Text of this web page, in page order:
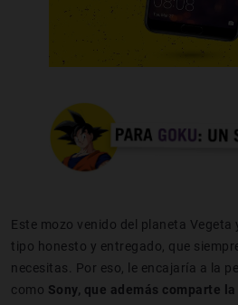
Este mozo venido del planeta Vegeta
tipo honesto y entregado, que
necesitas. Por eso, le encajaría a la
como Sony, que además comparte